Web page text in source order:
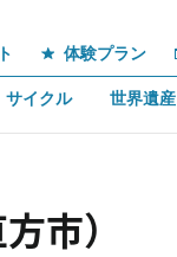
体験プラン
サイクル 世界遺産
市）